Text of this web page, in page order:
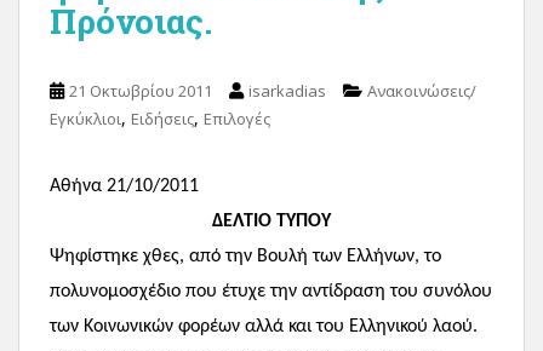
Πρόνοιας.
21 Οκτωβρίου 2011 isarkadias
Ανακοινώσεις/
Εγκύκλιοι, Ειδήσεις, Επιλογές
Αθήνα 21/10/2011
ΔΕΛΤΙΟ ΤΥΠΟΥ
Ψηφίστηκε χθες, από την Βουλή των Ελλήνων, το
πολυνομοσχέδιο που έτυχε την αντίδραση του συνόλου
των Κοινωνικών φορέων αλλά και του Ελληνικού λαού.